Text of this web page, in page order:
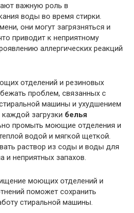
важную роль в
воды во время стирки.
они могут загрязняться и
приводит к неприятному
аллергических реакций
отделений и резиновых
проблем, связанных с
машины и ухудшением
загрузки белья
промыть моющие отделения и
водой и мягкой щеткой.
раствор из соды и воды для
и неприятных запахов.
моющих отделений и
поможет сохранить
стиральной машины.